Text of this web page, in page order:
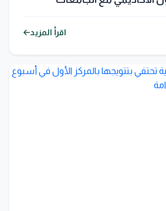
اقرأ المزيد